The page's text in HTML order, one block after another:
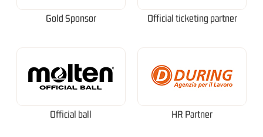
Gold Sponsor Official ticketing partner
Official ball HR Partner